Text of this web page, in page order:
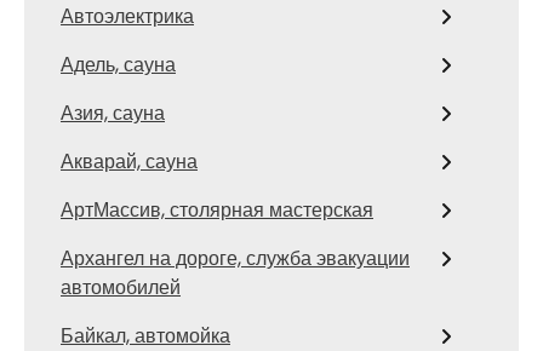
Автоэлектрика
Адель, сауна
Азия, сауна
Акварай, сауна
АртМассив, столярная мастерская
Архангел на дороге, служба эвакуации
автомобилей
Байкал, автомойка